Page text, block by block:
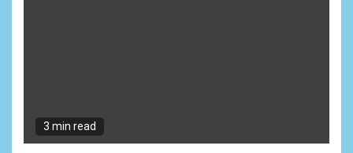
3 min read